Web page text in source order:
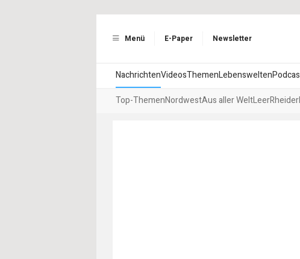
Menü E-Paper Newsletter
NachrichtenVideosThemenLebenswelten
Top-ThemenNordwestAus aller WeltLeer